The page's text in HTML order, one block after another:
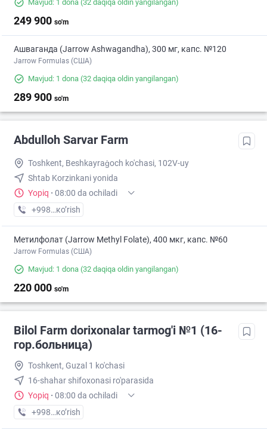
Mavjud: 1 dona (32 daqiqa oldin yangilangan)
249 900 so'm
Ашваганда (Jarrow Ashwagandha), 300 мг, капс. №120
Jarrow Formulas (США)
Mavjud: 1 dona (32 daqiqa oldin yangilangan)
289 900 so'm
Abdulloh Sarvar Farm
Toshkent, Beshkayraģoch ko'chasi, 102V-uy
Shtab Korzinkani yonida
Yopiq · 08:00 da ochiladi
+998 (97) XXX-XX-XX
кo’rish
Метилфолат (Jarrow Methyl Folate), 400 мкг, капс. №60
Jarrow Formulas (США)
Mavjud: 1 dona (32 daqiqa oldin yangilangan)
220 000 so'm
Bilol Farm dorixonalar tarmog'i №1 (16-
гор.больница)
Toshkent, Guzal 1 ko'chasi
16-shahar shifoxonasi ro'parasida
Yopiq · 08:00 da ochiladi
+998 (90) XXX-XX-XX
кo’rish